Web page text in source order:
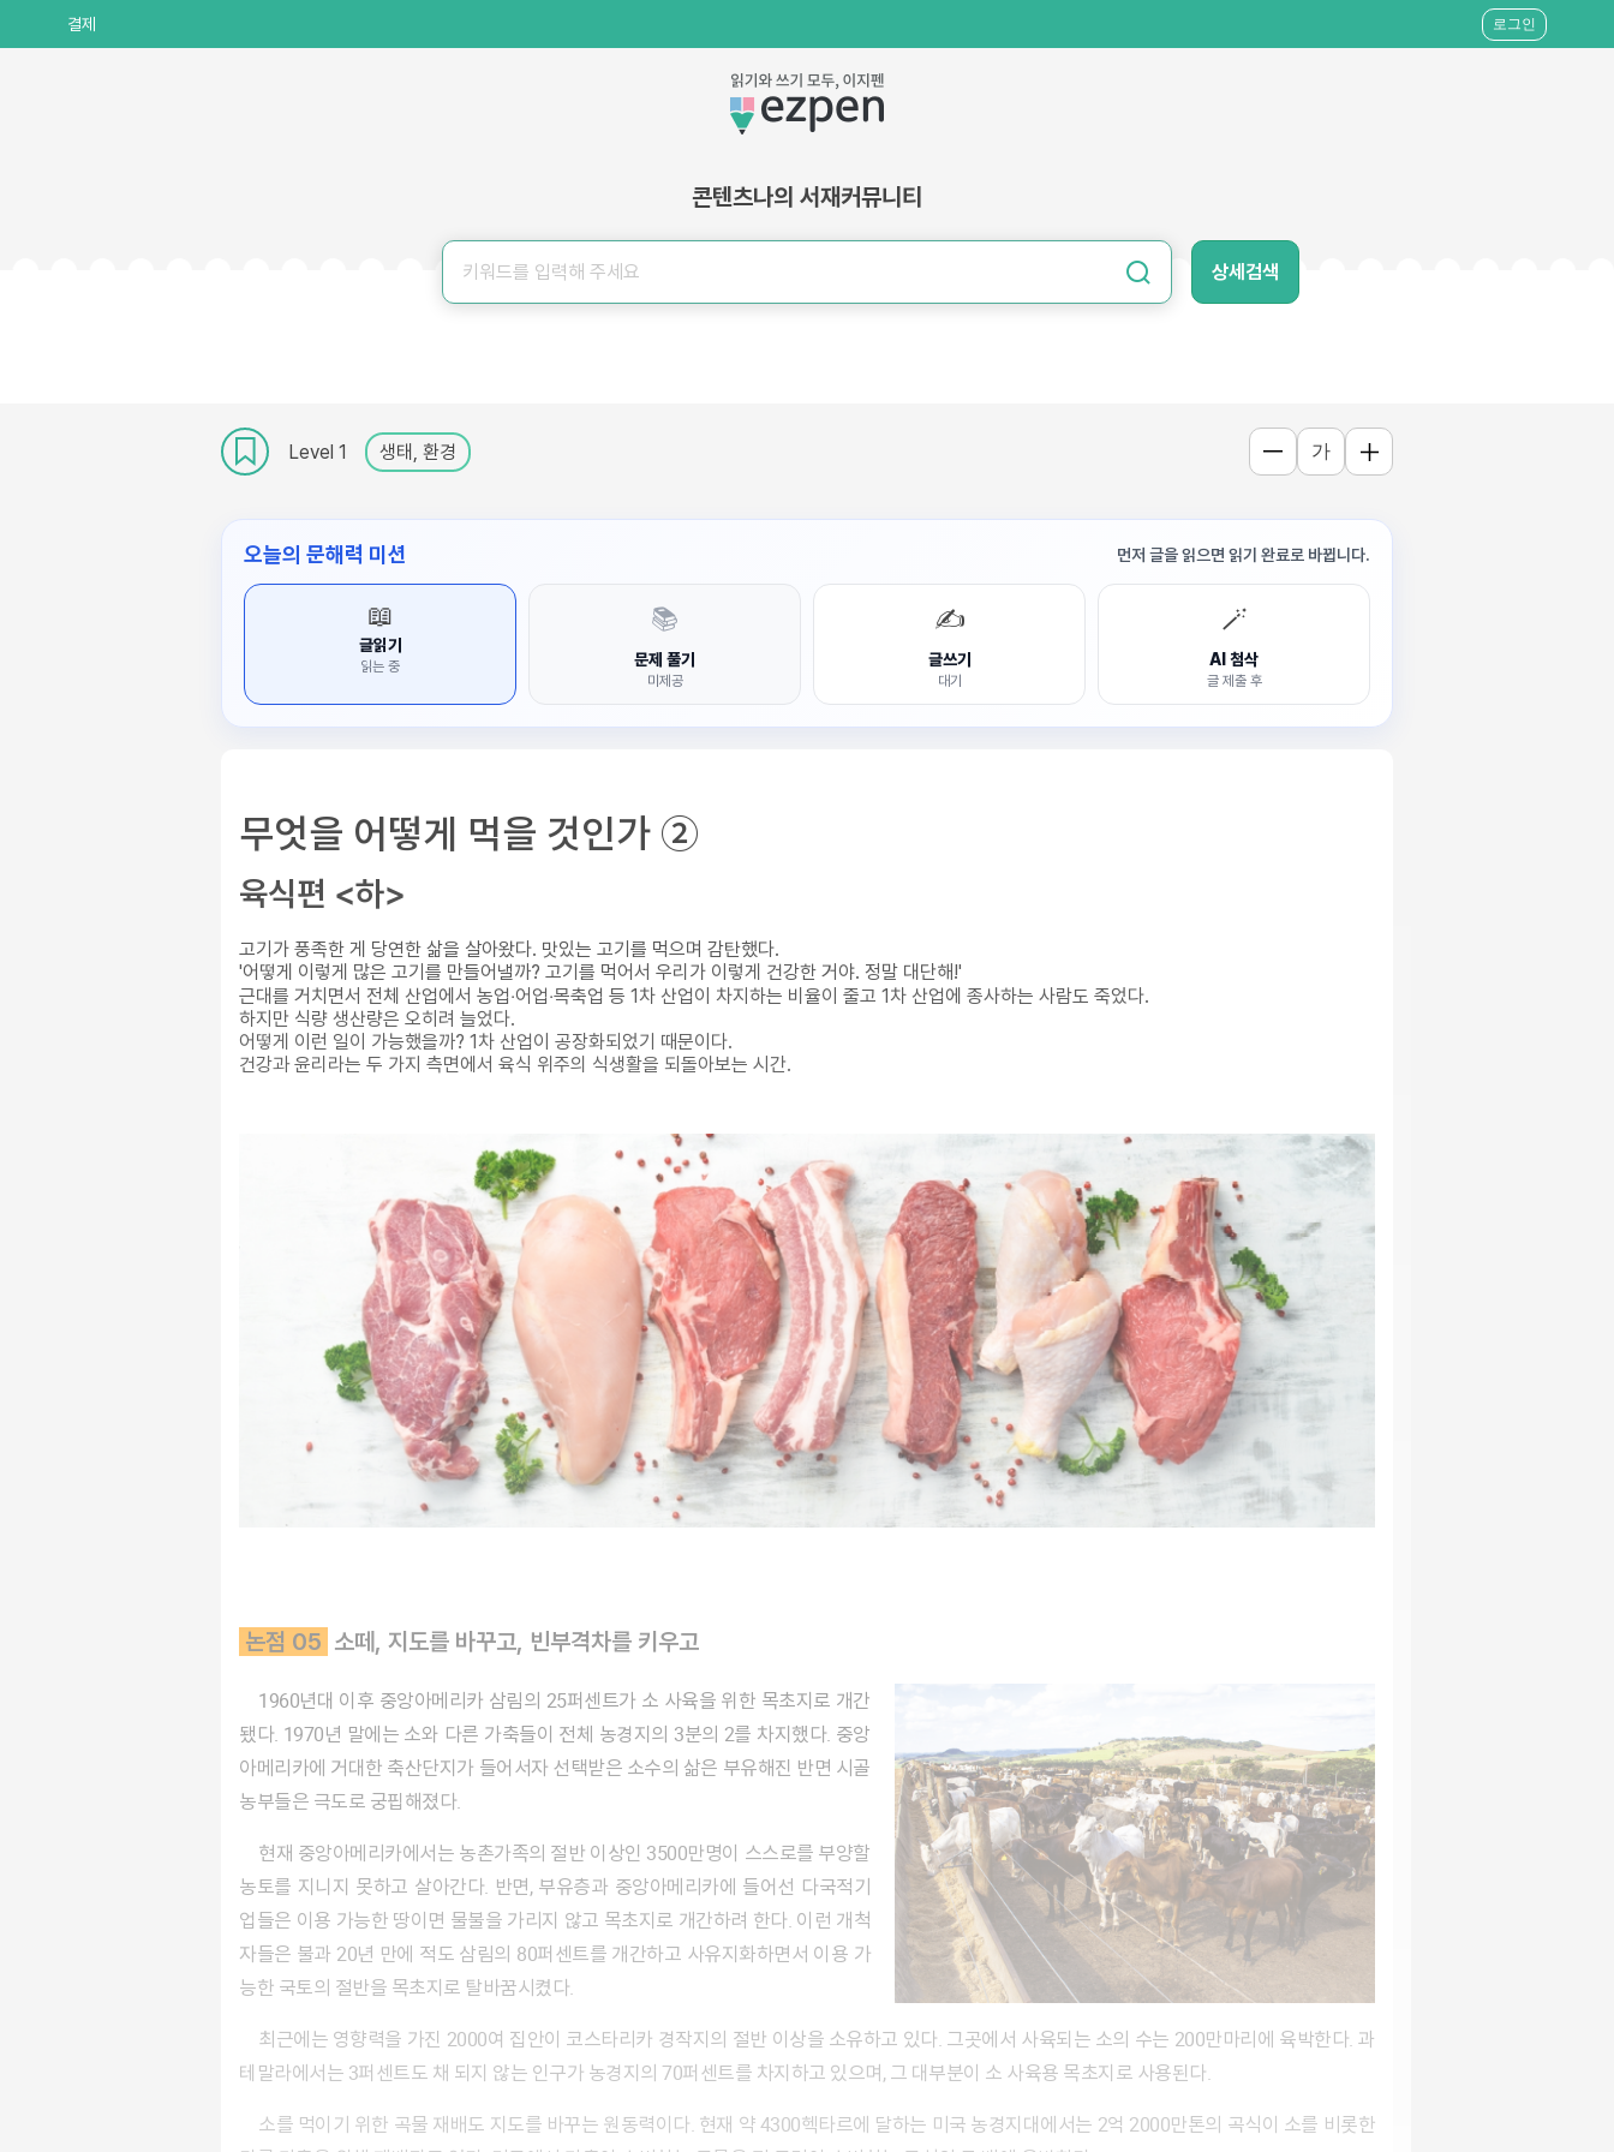
결제 로그인
콘텐츠나의 서재커뮤니티
상세검색
Level 1 생태, 환경 가
오늘의 문해력 미션 먼저 글을 읽으면 읽기 완료로 바뀝니다.
📖
글읽기
읽는 중
📚
문제 풀기
미제공
✍️
글쓰기
대기
🪄
AI 첨삭
글 제출 후
무엇을 어떻게 먹을 것인가 ②
육식편 <하>
고기가 풍족한 게 당연한 삶을 살아왔다. 맛있는 고기를 먹으며 감탄했다.
'어떻게 이렇게 많은 고기를 만들어낼까? 고기를 먹어서 우리가 이렇게 건강한 거야. 정말 대단해!'
근대를 거치면서 전체 산업에서 농업‧어업‧목축업 등 1차 산업이 차지하는 비율이 줄고 1차 산업에 종사하는 사람도 죽었다.
하지만 식량 생산량은 오히려 늘었다.
어떻게 이런 일이 가능했을까? 1차 산업이 공장화되었기 때문이다.
건강과 윤리라는 두 가지 측면에서 육식 위주의 식생활을 되돌아보는 시간.
논점 05 소떼, 지도를 바꾸고, 빈부격차를 키우고
1960년대 이후 중앙아메리카 삼림의 25퍼센트가 소 사육을 위한 목초지로 개간
됐다. 1970년 말에는 소와 다른 가축들이 전체 농경지의 3분의 2를 차지했다. 중앙
아메리카에 거대한 축산단지가 들어서자 선택받은 소수의 삶은 부유해진 반면 시골
농부들은 극도로 궁핍해졌다.
현재 중앙아메리카에서는 농촌가족의 절반 이상인 3500만명이 스스로를 부양할
농토를 지니지 못하고 살아간다. 반면, 부유층과 중앙아메리카에 들어선 다국적기
업들은 이용 가능한 땅이면 물불을 가리지 않고 목초지로 개간하려 한다. 이런 개척
자들은 불과 20년 만에 적도 삼림의 80퍼센트를 개간하고 사유지화하면서 이용 가
능한 국토의 절반을 목초지로 탈바꿈시켰다.
최근에는 영향력을 가진 2000여 집안이 코스타리카 경작지의 절반 이상을 소유하고 있다. 그곳에서 사육되는 소의 수는 200만마리에 육박한다. 과
테말라에서는 3퍼센트도 채 되지 않는 인구가 농경지의 70퍼센트를 차지하고 있으며, 그 대부분이 소 사육용 목초지로 사용된다.
소를 먹이기 위한 곡물 재배도 지도를 바꾸는 원동력이다. 현재 약 4300헥타르에 달하는 미국 농경지대에서는 2억 2000만톤의 곡식이 소를 비롯한